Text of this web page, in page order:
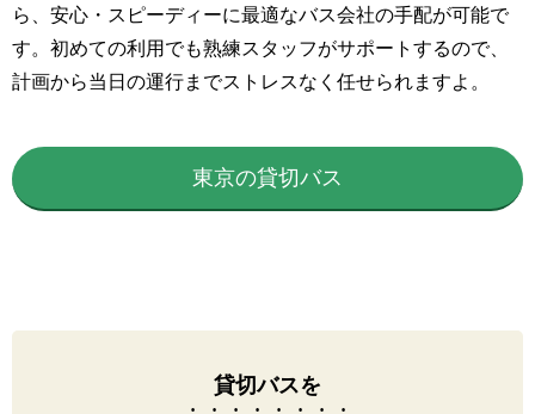
ら、安心・スピーディーに最適なバス会社の手配が可能で
す。初めての利用でも熟練スタッフがサポートするので、
計画から当日の運行までストレスなく任せられますよ。
東京の貸切バス
貸切バスを